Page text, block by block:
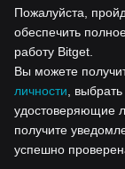
Пожалуйста,
обеспечить
работу Bitget.
Вы можете
личности ,
удостоверяющие
получите
успешно